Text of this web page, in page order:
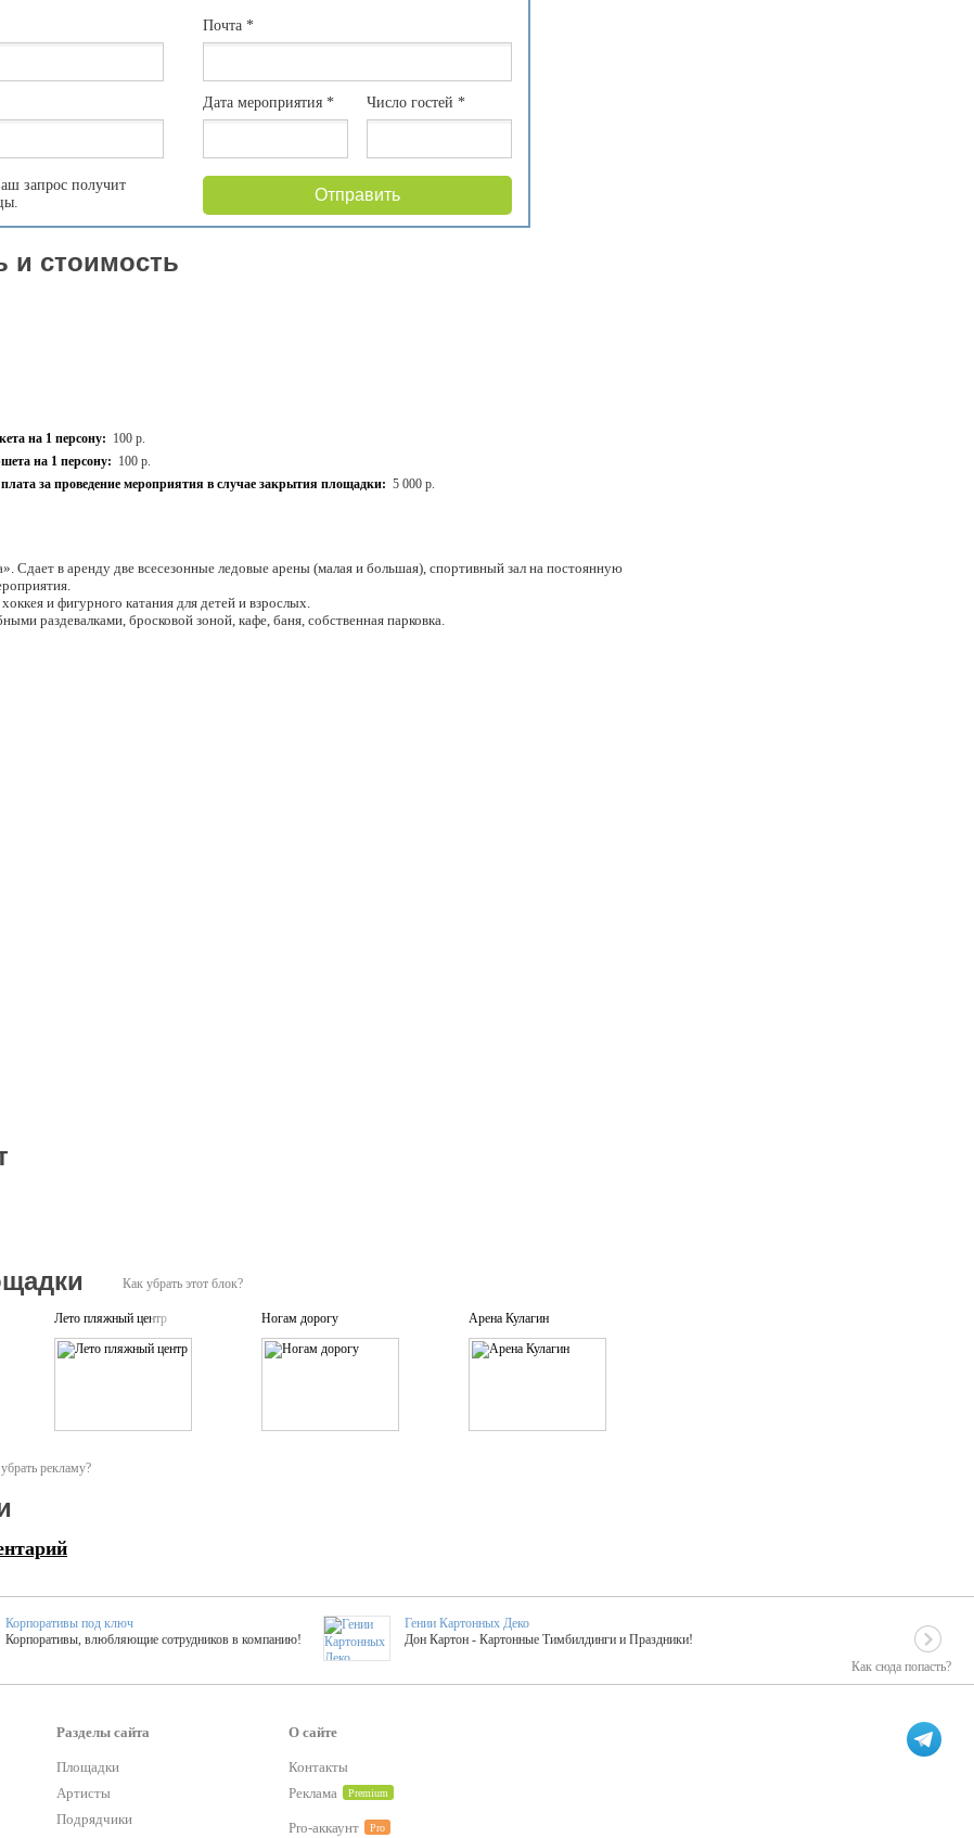
запрос получит
Почта*
Дата мероприятия* Число гостей*
Отправить
и стоимость
на 1 персону: 100 р.
на 1 персону: 100 р.
за проведение мероприятия в случае закрытия площадки: 5 000 р.
Сдает в аренду две всесезонные ледовые арены (малая и большая), спортивный зал на постоянную
и фигурного катания для детей и взрослых.
раздевалками, бросковой зоной, кафе, баня, собственная парковка.
Как убрать этот блок?
Лето пляжный центр Ногам дорогу Арена Кулагин
рекламу?
Как сюда попасть?
Корпоративы под ключ
Корпоративы, влюбляющие сотрудников в компанию!
Гении Картонных Деко
Дон Картон - Картонные Тимбилдинги и Праздники!
классы
25 активностей! Смета за 15 минут!
Букинг компания №1
Оперативная информация о любых зарубежных артистах
Разделы сайта
Площадки
Артисты
Подрядчики
О сайте
Контакты
Реклама
Premium
Pro-аккаунт Pro